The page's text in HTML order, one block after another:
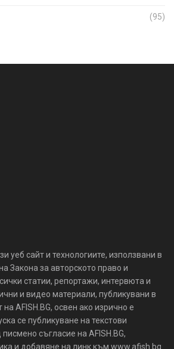
(95)
уеб сайт и технологиите, използвани в
Закона за авторското право и
статии, репортажи, интервюта и
и видео материали, публикувани в
на AFISH.BG, освен ако изрично е
се публикуване на текстови
съгласие на AFISH.BG,
и добавяне на линк към www.afish.bg.